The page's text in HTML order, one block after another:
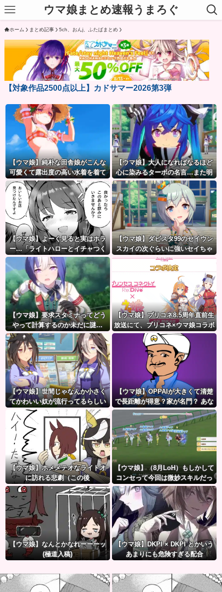
ウマ娘まとめ速報うまろぐ
ホーム まとめ記事 5ch、おんj、ふたばまとめ
【対象作品2500点以上】カドサマー2026第3弾
【ウマ娘】純朴な田舎娘がこんな
可愛くて露出度の高い水着を着て
るのがいいよね…
【ウマ娘】大人になればなるほど
心に染みるターボの名言…また明
日も遊ぼうな…
【ウマ娘】よーく見ると実はホラ
ー…「ライトハローとイチャつく
スティルトレ漫画」
【ウマ娘】ダビスタ99のセイウン
スカイの次ぐらいに強いセイちゃ
ん。
【ウマ娘】要求スタミナってどう
やって計算するのか未だに謎…
【ウマ娘】プリコネ8.5周年直前生
放送にて、プリコネ×ウマ娘コラボ
の開催について告知が！？今秋予
定で詳細については後日発表との
こと。※動画リンク有
【ウマ娘】世間じゃなんか小さく
てかわいい奴が流行ってるらしい
な？
【ウマ娘】OPPAIが大きくて清楚
で長距離が得意？家が名門？ あな
たが思い浮かべたウマ娘は…ズバ
リ！
【ウマ娘】ホメメテオなライトオ
に訪れる悲劇（この後
【ウマ娘】（8月LoH）もしかして
コンセって今回は微妙スキルだっ
たりするか？
【ウマ娘】なんとかなれーーーッ
(極道入稿)
【ウマ娘】DKPI × DKPI とかいう
あまりにも危険すぎる配合